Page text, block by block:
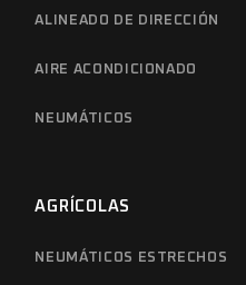
ALINEADO DE DIRECCIÓN
AIRE ACONDICIONADO
NEUMÁTICOS
AGRÍCOLAS
NEUMÁTICOS ESTRECHOS